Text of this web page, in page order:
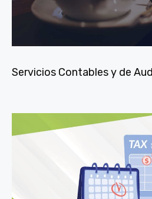
Servicios Contables y de